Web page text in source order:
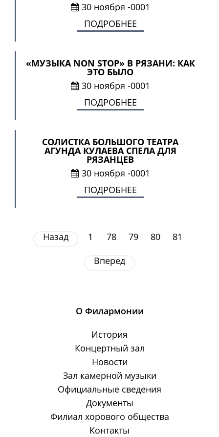
30 ноября -0001
ПОДРОБНЕЕ
«МУЗЫКА NON STOP» В РЯЗАНИ: КАК
ЭТО БЫЛО
30 ноября -0001
ПОДРОБНЕЕ
СОЛИСТКА БОЛЬШОГО ТЕАТРА
АГУНДА КУЛАЕВА СПЕЛА ДЛЯ
РЯЗАНЦЕВ
30 ноября -0001
ПОДРОБНЕЕ
Назад 1 78 79 80 81
Вперед
О Филармонии
История
Концертный зал
Новости
Зал камерной музыки
Официальные сведения
Документы
Филиал хорового общества
Контакты